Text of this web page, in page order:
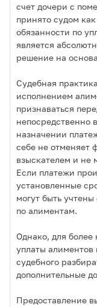
счет дочери с
принято судом
обязанности по
является
решение на
Судебная
исполнением
признаваться
непосредственно
назначении
себе не отменяет
взыскателем и не
Если платежи
установленные
могут быть
по алиментам.
Однако, для более
уплаты
судебного
дополнительные
Предоставление